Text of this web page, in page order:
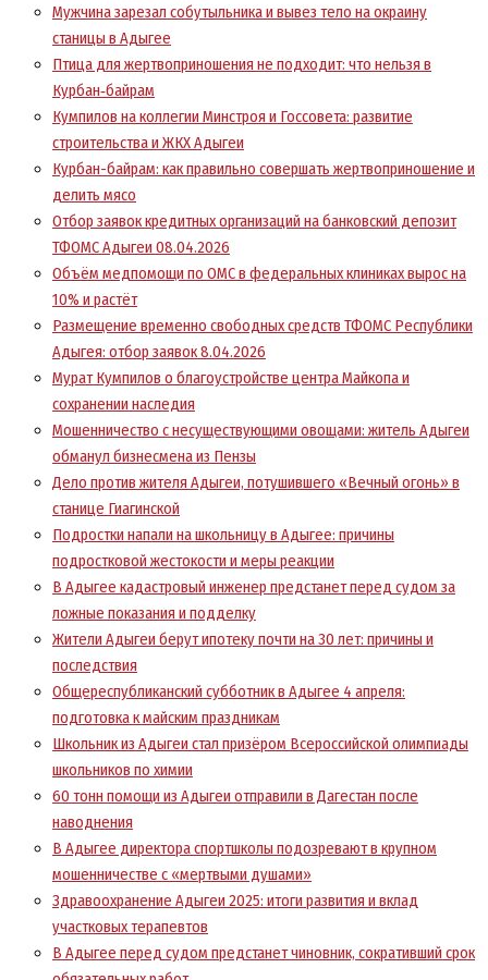
Мужчина зарезал собутыльника и вывез тело на окраину
станицы в Адыгее
Птица для жертвоприношения не подходит: что нельзя в
Курбан‑байрам
Кумпилов на коллегии Минстроя и Госсовета: развитие
строительства и ЖКХ Адыгеи
Курбан-байрам: как правильно совершать жертвоприношение и
делить мясо
Отбор заявок кредитных организаций на банковский депозит
ТФОМС Адыгеи 08.04.2026
Объём медпомощи по ОМС в федеральных клиниках вырос на
10% и растёт
Размещение временно свободных средств ТФОМС Республики
Адыгея: отбор заявок 8.04.2026
Мурат Кумпилов о благоустройстве центра Майкопа и
сохранении наследия
Мошенничество с несуществующими овощами: житель Адыгеи
обманул бизнесмена из Пензы
Дело против жителя Адыгеи, потушившего «Вечный огонь» в
станице Гиагинской
Подростки напали на школьницу в Адыгее: причины
подростковой жестокости и меры реакции
В Адыгее кадастровый инженер предстанет перед судом за
ложные показания и подделку
Жители Адыгеи берут ипотеку почти на 30 лет: причины и
последствия
Общереспубликанский субботник в Адыгее 4 апреля:
подготовка к майским праздникам
Школьник из Адыгеи стал призёром Всероссийской олимпиады
школьников по химии
60 тонн помощи из Адыгеи отправили в Дагестан после
наводнения
В Адыгее директора спортшколы подозревают в крупном
мошенничестве с «мертвыми душами»
Здравоохранение Адыгеи 2025: итоги развития и вклад
участковых терапевтов
В Адыгее перед судом предстанет чиновник, сокративший срок